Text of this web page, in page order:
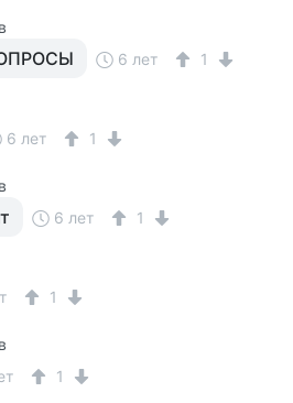
6 лет 1
6 лет 1
6 лет 1
1
1